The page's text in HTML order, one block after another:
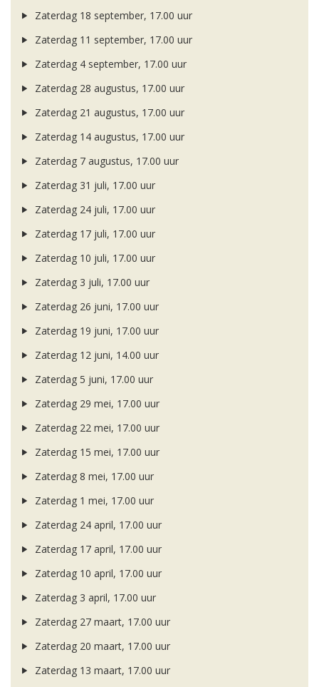
Zaterdag 18 september, 17.00 uur
Zaterdag 11 september, 17.00 uur
Zaterdag 4 september, 17.00 uur
Zaterdag 28 augustus, 17.00 uur
Zaterdag 21 augustus, 17.00 uur
Zaterdag 14 augustus, 17.00 uur
Zaterdag 7 augustus, 17.00 uur
Zaterdag 31 juli, 17.00 uur
Zaterdag 24 juli, 17.00 uur
Zaterdag 17 juli, 17.00 uur
Zaterdag 10 juli, 17.00 uur
Zaterdag 3 juli, 17.00 uur
Zaterdag 26 juni, 17.00 uur
Zaterdag 19 juni, 17.00 uur
Zaterdag 12 juni, 14.00 uur
Zaterdag 5 juni, 17.00 uur
Zaterdag 29 mei, 17.00 uur
Zaterdag 22 mei, 17.00 uur
Zaterdag 15 mei, 17.00 uur
Zaterdag 8 mei, 17.00 uur
Zaterdag 1 mei, 17.00 uur
Zaterdag 24 april, 17.00 uur
Zaterdag 17 april, 17.00 uur
Zaterdag 10 april, 17.00 uur
Zaterdag 3 april, 17.00 uur
Zaterdag 27 maart, 17.00 uur
Zaterdag 20 maart, 17.00 uur
Zaterdag 13 maart, 17.00 uur